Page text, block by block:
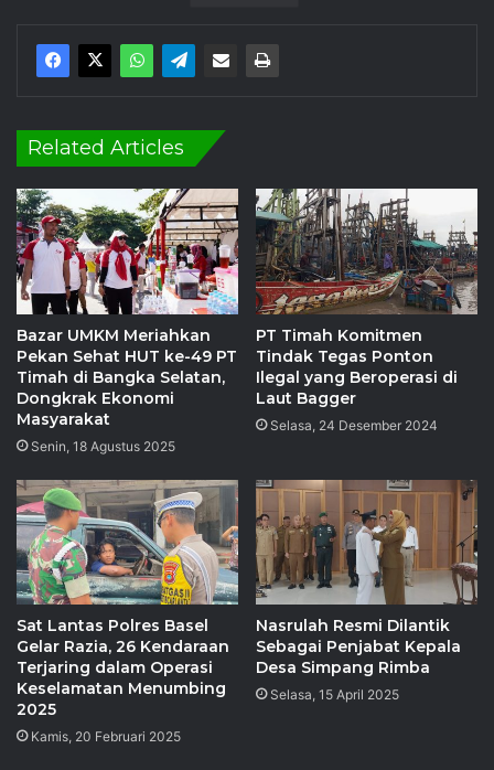
Related Articles
Bazar UMKM Meriahkan
Pekan Sehat HUT ke-49 PT
Timah di Bangka Selatan,
Dongkrak Ekonomi
Masyarakat
Senin, 18 Agustus 2025
PT Timah Komitmen
Tindak Tegas Ponton
Ilegal yang Beroperasi di
Laut Bagger
Selasa, 24 Desember 2024
Sat Lantas Polres Basel
Gelar Razia, 26 Kendaraan
Terjaring dalam Operasi
Keselamatan Menumbing
2025
Kamis, 20 Februari 2025
Nasrulah Resmi Dilantik
Sebagai Penjabat Kepala
Desa Simpang Rimba
Selasa, 15 April 2025